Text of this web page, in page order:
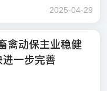
间斩获天猫猫粮品类
，同比+21.22%，归
+ 45.68%，其中自
元，同比增长29.1
亿元，同比+34.
元，同比+37.6
准的宠物餐食，符
养全面、配比科学，
康管理、人宠互动
手作烘焙等多元化
首店，经营面积达2
局突出的全品类宠物
源飞宠物；与星宠
能化研究合作协
现亮眼的宠物食品
有望提升，领先、z
工厂在手订单充足，
国工厂二期投产
球化产业链布局进
计略有上升，主要
，利润端，成本保
和25年一季报，20
+68.9%；扣非归母
。单24Q4实现
海外和国内双轮增
增长稳健，国内自
24年海外市场实现
2025-04-29
禽动保主业稳健
一步完善